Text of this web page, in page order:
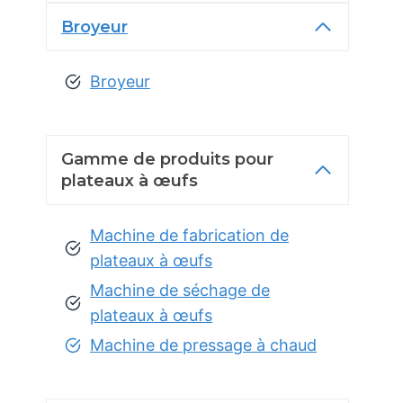
Broyeur
Broyeur
Gamme de produits pour
plateaux à œufs
Machine de fabrication de
plateaux à œufs
Machine de séchage de
plateaux à œufs
Machine de pressage à chaud